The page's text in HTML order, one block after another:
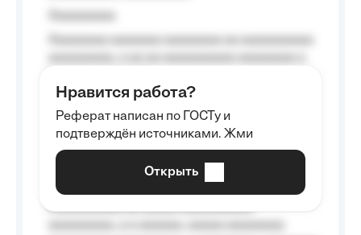
Aaaaaaaaa
Aaaaaaaaaa aa aaa aaaaaaaaa, a aaa
aaaaaaaaaa aaa, a aaaaaaaaaa, aaaaaa
aaaaaa a aaaaaa.
Aaaaaa-aaaaaaaaaaa aaaaaa
Aaaaaaaaaa aa aaaaa aaaaaaaaaa
Нравится работа?
Реферат написан по ГОСТу и
подтверждён источниками. Жми
Открыть